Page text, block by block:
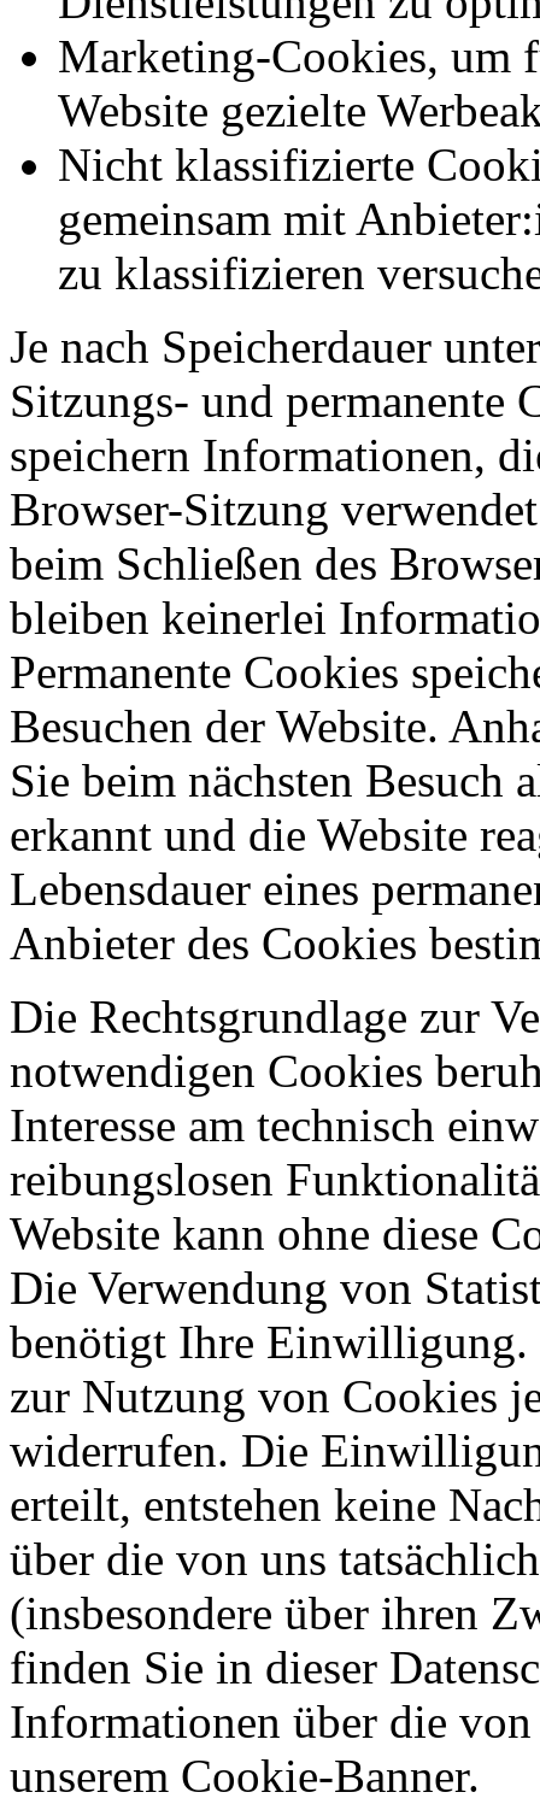
Marketing-Cookies, um
Website gezielte
Nicht klassifizierte
gemeinsam mit
zu klassifizieren
Je nach Speicherdauer
Sitzungs- und permanente
speichern Informationen,
Browser-Sitzung
beim Schließen des
bleiben keinerlei
Permanente Cookies
Besuchen der Website.
Sie beim nächsten Besuch
erkannt und die Website
Lebensdauer eines
Anbieter des Cookies
Die Rechtsgrundlage zur
notwendigen Cookies
Interesse am technisch
reibungslosen
Website kann ohne diese
Die Verwendung von
benötigt Ihre
zur Nutzung von Cookies
widerrufen. Die
erteilt, entstehen keine
über die von uns
(insbesondere über ihren
finden Sie in dieser
Informationen über die
unserem Cookie-Banner.